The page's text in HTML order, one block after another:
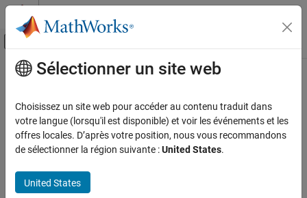
Passer au contenu
Activer/désactiver l'affichage du menu
Accueil de la documentation
Contenu principal
How useful was this information?
Sélectionner un site web
Choisissez un site web pour accéder au contenu traduit dans
votre langue (lorsqu'il est disponible) et voir les événements et les
offres locales. D’après votre position, nous vous recommandons
de sélectionner la région suivante :United States.
United States